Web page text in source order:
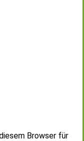
Browser für